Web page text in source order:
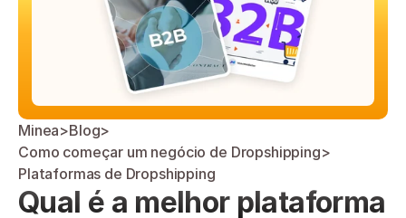
Minea>Blog>
Como começar um negócio de Dropshipping>
Plataformas de Dropshipping
Qual é a melhor plataforma